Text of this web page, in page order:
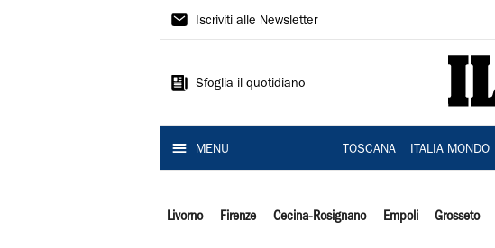
Il
Iscriviti alle Newsletter
Sfoglia il quotidiano
MENU TOSCANA ITALIA MONDO
Livorno Firenze Cecina-Rosignano Empoli Grosseto